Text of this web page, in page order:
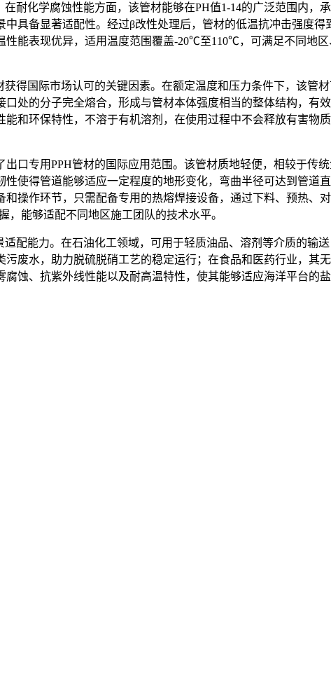
耐化学腐蚀性能方面，该管材能够在PH值1-14的广泛范围内
具备显著适配性。经过β改性处理后，管材的低温抗冲击强度
能表现优异，适用温度范围覆盖-20℃至110℃，可满足不同地
得国际市场认可的关键因素。在额定温度和压力条件下，该管
处的分子完全熔合，形成与管材本体强度相当的整体结构，有
和环保特性，不溶于有机溶剂，在使用过程中不会释放有害物
口专用PPH管材的国际应用范围。该管材质地轻便，相较于传
使得管道能够适应一定程度的地形变化，弯曲半径可达到管道
操作环节，只需配备专用的热熔焊接设备，通过下料、预热、
能够适配不同地区施工团队的技术水平。
配能力。在石油化工领域，可用于轻质油品、溶剂等介质的输
废水，助力脱硫脱硝工艺的稳定运行；在食品和医药行业，其
蚀、抗紫外线性能以及耐高温特性，使其能够适应海洋平台的